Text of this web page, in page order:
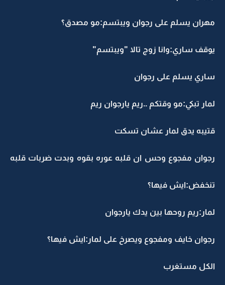
مهران يسلم على رجوان ويبتسم:مو مصدق؟
يوقف ساري:وانا زوج تالا "ويبتسم"
ساري يسلم على رجوان
لمار تبكي:مو وقتكم ..ريم يارجوان ريم
قتيبه يدق لمار عشان تسكت
رجوان مفجوع وحس ان قلبه عوره بقوه وبدت ضربات قلبه
تنخفض:ايش فيها؟
لمار:ريم روحها بين يدك يارجوان
رجوان خايف ومفجوع ويصرخ على لمار:ايش فيها؟
الكل مستغرب